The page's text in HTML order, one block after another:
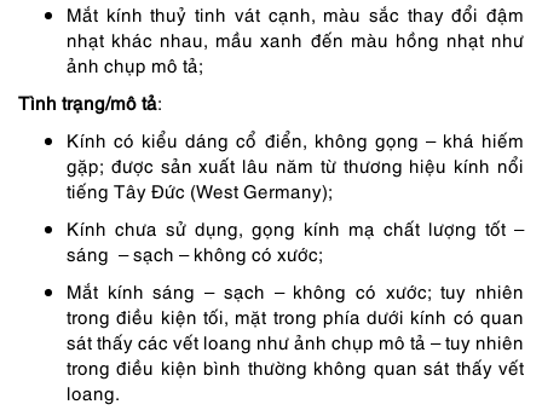
Mắt kính thuỷ tinh vát cạnh, màu sắc thay đổi đậm
nhạt khác nhau, mầu xanh đến màu hồng nhạt như
ảnh chụp mô tả;
Tình trạng/mô tả:
Kính có kiểu dáng cổ điển, không gọng – khá hiếm
gặp; được sản xuất lâu năm từ thương hiệu kính nổi
tiếng Tây Đức (West Germany);
Kính chưa sử dụng, gọng kính mạ chất lượng tốt –
sáng – sạch – không có xước;
Mắt kính sáng – sạch – không có xước; tuy nhiên
trong điều kiện tối, mặt trong phía dưới kính có quan
sát thấy các vết loang như ảnh chụp mô tả – tuy nhiên
trong điều kiện bình thường không quan sát thấy vết
loang.